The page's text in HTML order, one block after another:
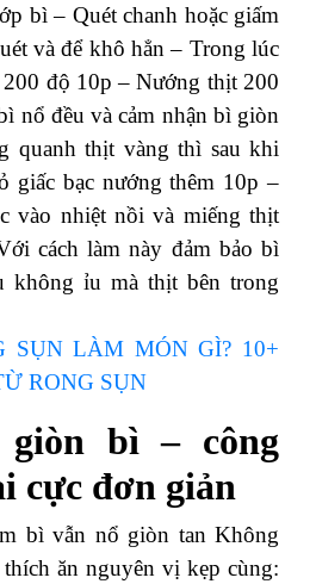
bì – Quét chanh hoặc giấm
và để khô hẳn – Trong lúc
độ 10p – Nướng thịt 200
nổ đều và cảm nhận bì giòn
quanh thịt vàng thì sau khi
giấc bạc nướng thêm 10p –
vào nhiệt nồi và miếng thịt
cách làm này đảm bảo bì
không ỉu mà thịt bên trong
SỤN LÀM MÓN GÌ? 10+
RONG SỤN
bì – công
cực đơn giản
bì vẫn nổ giòn tan Không
ăn nguyên vị kẹp cùng: